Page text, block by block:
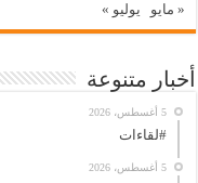
« مايو
يوليو »
أخبار متنوعة
5 أغسطس، 2026
#لقاءات
5 أغسطس، 2026